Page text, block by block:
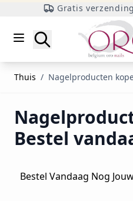
Gratis
Zoeken
Thuis / Nagelproducten
Bestel
Bestel Vandaag Nog